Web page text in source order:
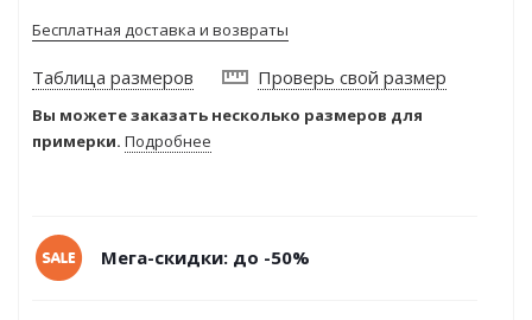
Бесплатная доставка и возвраты
Таблица размеров Проверь свой размер
Вы можете заказать несколько размеров для
примерки. Подробнее
Мега-скидки: до -50%